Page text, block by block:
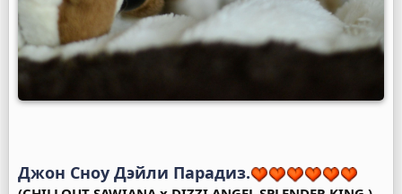
Джон Сноу Дэйли Парадиз.